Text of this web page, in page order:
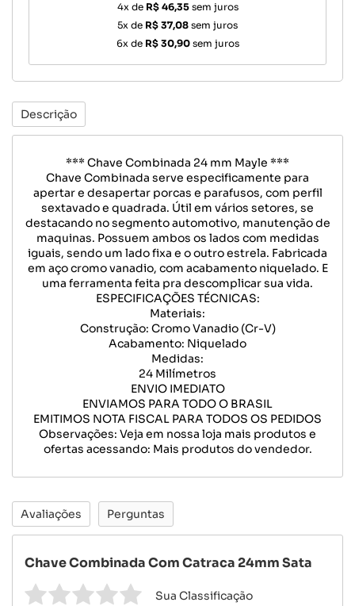
4x de R$ 46,35sem juros
5x de R$ 37,08 sem juros
6x de R$ 30,90sem juros
Descrição
*** Chave Combinada 24 mm Mayle ***
Chave Combinada serve especificamente para
apertar e desapertar porcas e parafusos, com perfil
sextavado e quadrada. Útil em vários setores, se
destacando no segmento automotivo, manutenção de
maquinas. Possuem ambos os lados com medidas
iguais, sendo um lado fixa e o outro estrela. Fabricada
em aço cromo vanadio, com acabamento niquelado. E
uma ferramenta feita pra descomplicar sua vida.
ESPECIFICAÇÕES TÉCNICAS:
Materiais:
Construção: Cromo Vanadio (Cr-V)
Acabamento: Niquelado
Medidas:
24 Milímetros
ENVIO IMEDIATO
ENVIAMOS PARA TODO O BRASIL
EMITIMOS NOTA FISCAL PARA TODOS OS PEDIDOS
Observações: Veja em nossa loja mais produtos e
ofertas acessando: Mais produtos do vendedor.
Avaliações Perguntas
Chave Combinada Com Catraca 24mm Sata
Sua Classificação